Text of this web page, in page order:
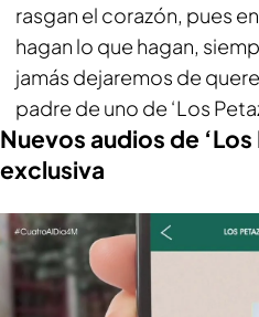
rasgan el corazón, pues
hagan lo que hagan,
jamás dejaremos de
padre de uno de ‘Los
Nuevos audios de
exclusiva